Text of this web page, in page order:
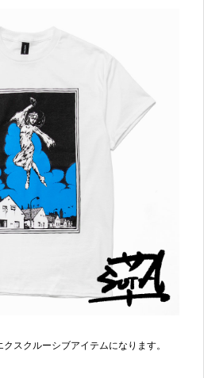
スクルーシブアイテムになります。